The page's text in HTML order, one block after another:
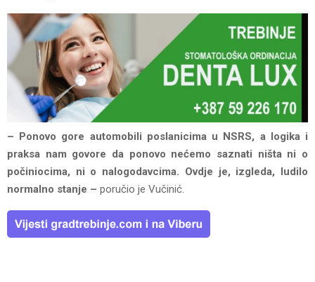
– Ponovo gore automobili poslanicima u NSRS, a logika i
praksa nam govore da ponovo nećemo saznati ništa ni o
počiniocima, ni o nalogodavcima. Ovdje je, izgleda, ludilo
normalno stanje – poručio je Vučinić.